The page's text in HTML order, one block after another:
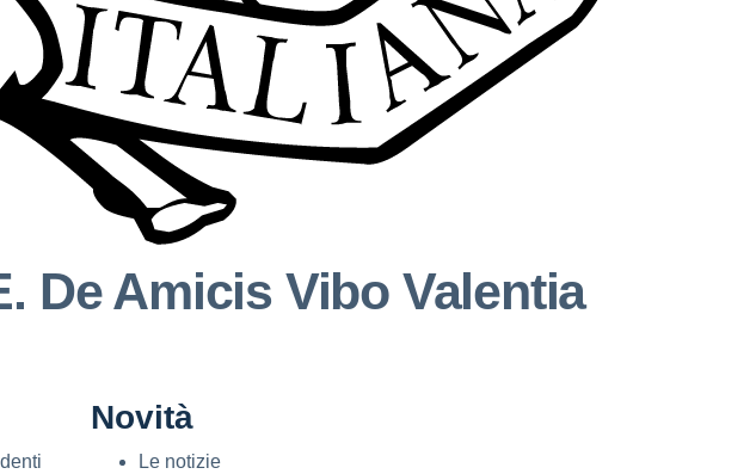
De Amicis Vibo Valentia
Novità
Le notizie